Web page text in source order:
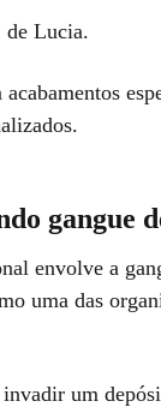
de Lucia.
gangue
envolve a
uma das
um